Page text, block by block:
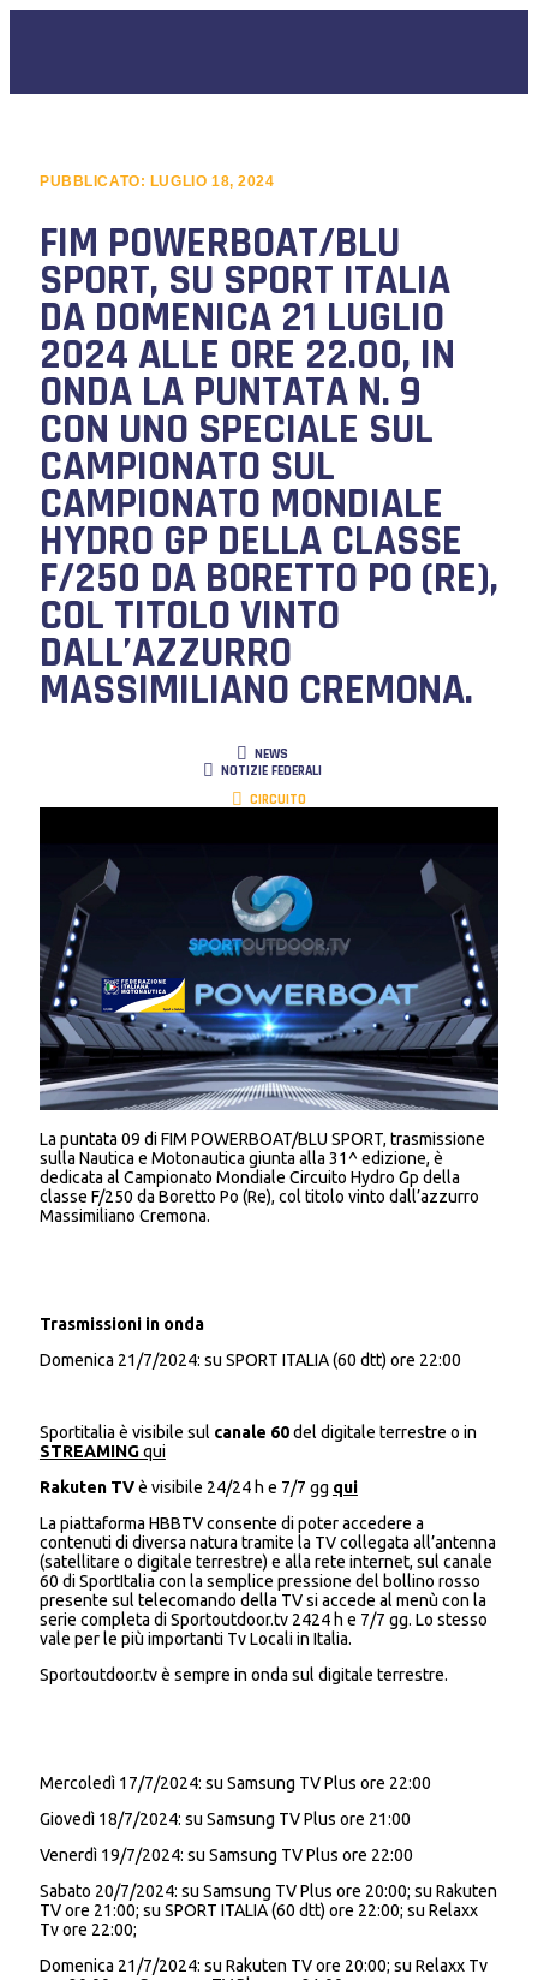
PUBBLICATO: LUGLIO 18, 2024
FIM POWERBOAT/BLU
SPORT, SU SPORT ITALIA
DA DOMENICA 21 LUGLIO
2024 ALLE ORE 22.00, IN
ONDA LA PUNTATA N. 9
CON UNO SPECIALE SUL
CAMPIONATO SUL
CAMPIONATO MONDIALE
HYDRO GP DELLA CLASSE
F/250 DA BORETTO PO (RE),
COL TITOLO VINTO
DALL’AZZURRO
MASSIMILIANO CREMONA.
NEWS
NOTIZIE FEDERALI
CIRCUITO
La puntata 09 di FIM POWERBOAT/BLU SPORT, trasmissione
sulla Nautica e Motonautica giunta alla 31^ edizione, è
dedicata al Campionato Mondiale Circuito Hydro Gp della
classe F/250 da Boretto Po (Re), col titolo vinto dall’azzurro
Massimiliano Cremona.
Trasmissioni in onda
Domenica 21/7/2024: su SPORT ITALIA (60 dtt) ore 22:00
Sportitalia è visibile sul canale 60del digitale terrestre o in
STREAMINGqui
Rakuten TVè visibile 24/24 h e 7/7 gg qui
La piattaforma HBBTV consente di poter accedere a
contenuti di diversa natura tramite la TV collegata all’antenna
(satellitare o digitale terrestre) e alla rete internet, sul canale
60 di SportItalia con la semplice pressione del bollino rosso
presente sul telecomando della TV si accede al menù con la
serie completa di Sportoutdoor.tv 2424 h e 7/7 gg. Lo stesso
vale per le più importanti Tv Locali in Italia.
Sportoutdoor.tv è sempre in onda sul digitale terrestre.
Mercoledì 17/7/2024: su Samsung TV Plus ore 22:00
Giovedì 18/7/2024: su Samsung TV Plus ore 21:00
Venerdì 19/7/2024: su Samsung TV Plus ore 22:00
Sabato 20/7/2024: su Samsung TV Plus ore 20:00; su Rakuten
TV ore 21:00; su SPORT ITALIA (60 dtt) ore 22:00; su Relaxx
Tv ore 22:00;
Domenica 21/7/2024: su Rakuten TV ore 20:00; su Relaxx Tv